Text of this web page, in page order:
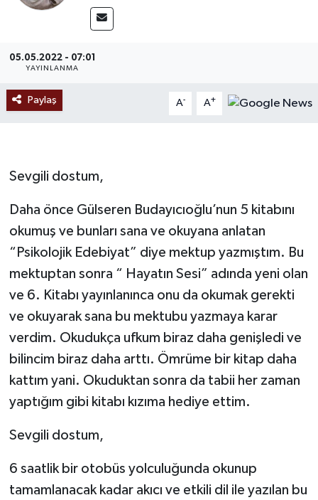
05.05.2022 - 07:01
YAYINLANMA
Paylaş A- A+
Sevgili dostum,
Daha önce Gülseren Budayıcıoğlu’nun 5 kitabını
okumuş ve bunları sana ve okuyana anlatan
“Psikolojik Edebiyat” diye mektup yazmıştım. Bu
mektuptan sonra “ Hayatın Sesi” adında yeni olan
ve 6. Kitabı yayınlanınca onu da okumak gerekti
ve okuyarak sana bu mektubu yazmaya karar
verdim. Okudukça ufkum biraz daha genişledi ve
bilincim biraz daha arttı. Ömrüme bir kitap daha
kattım yani. Okuduktan sonra da tabii her zaman
yaptığım gibi kitabı kızıma hediye ettim.
Sevgili dostum,
6 saatlik bir otobüs yolculuğunda okunup
tamamlanacak kadar akıcı ve etkili dil ile yazılan bu
Sağlık
Tokat Haber